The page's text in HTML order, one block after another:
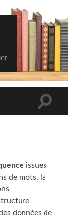
Toggle
issues
de mots, la
données de